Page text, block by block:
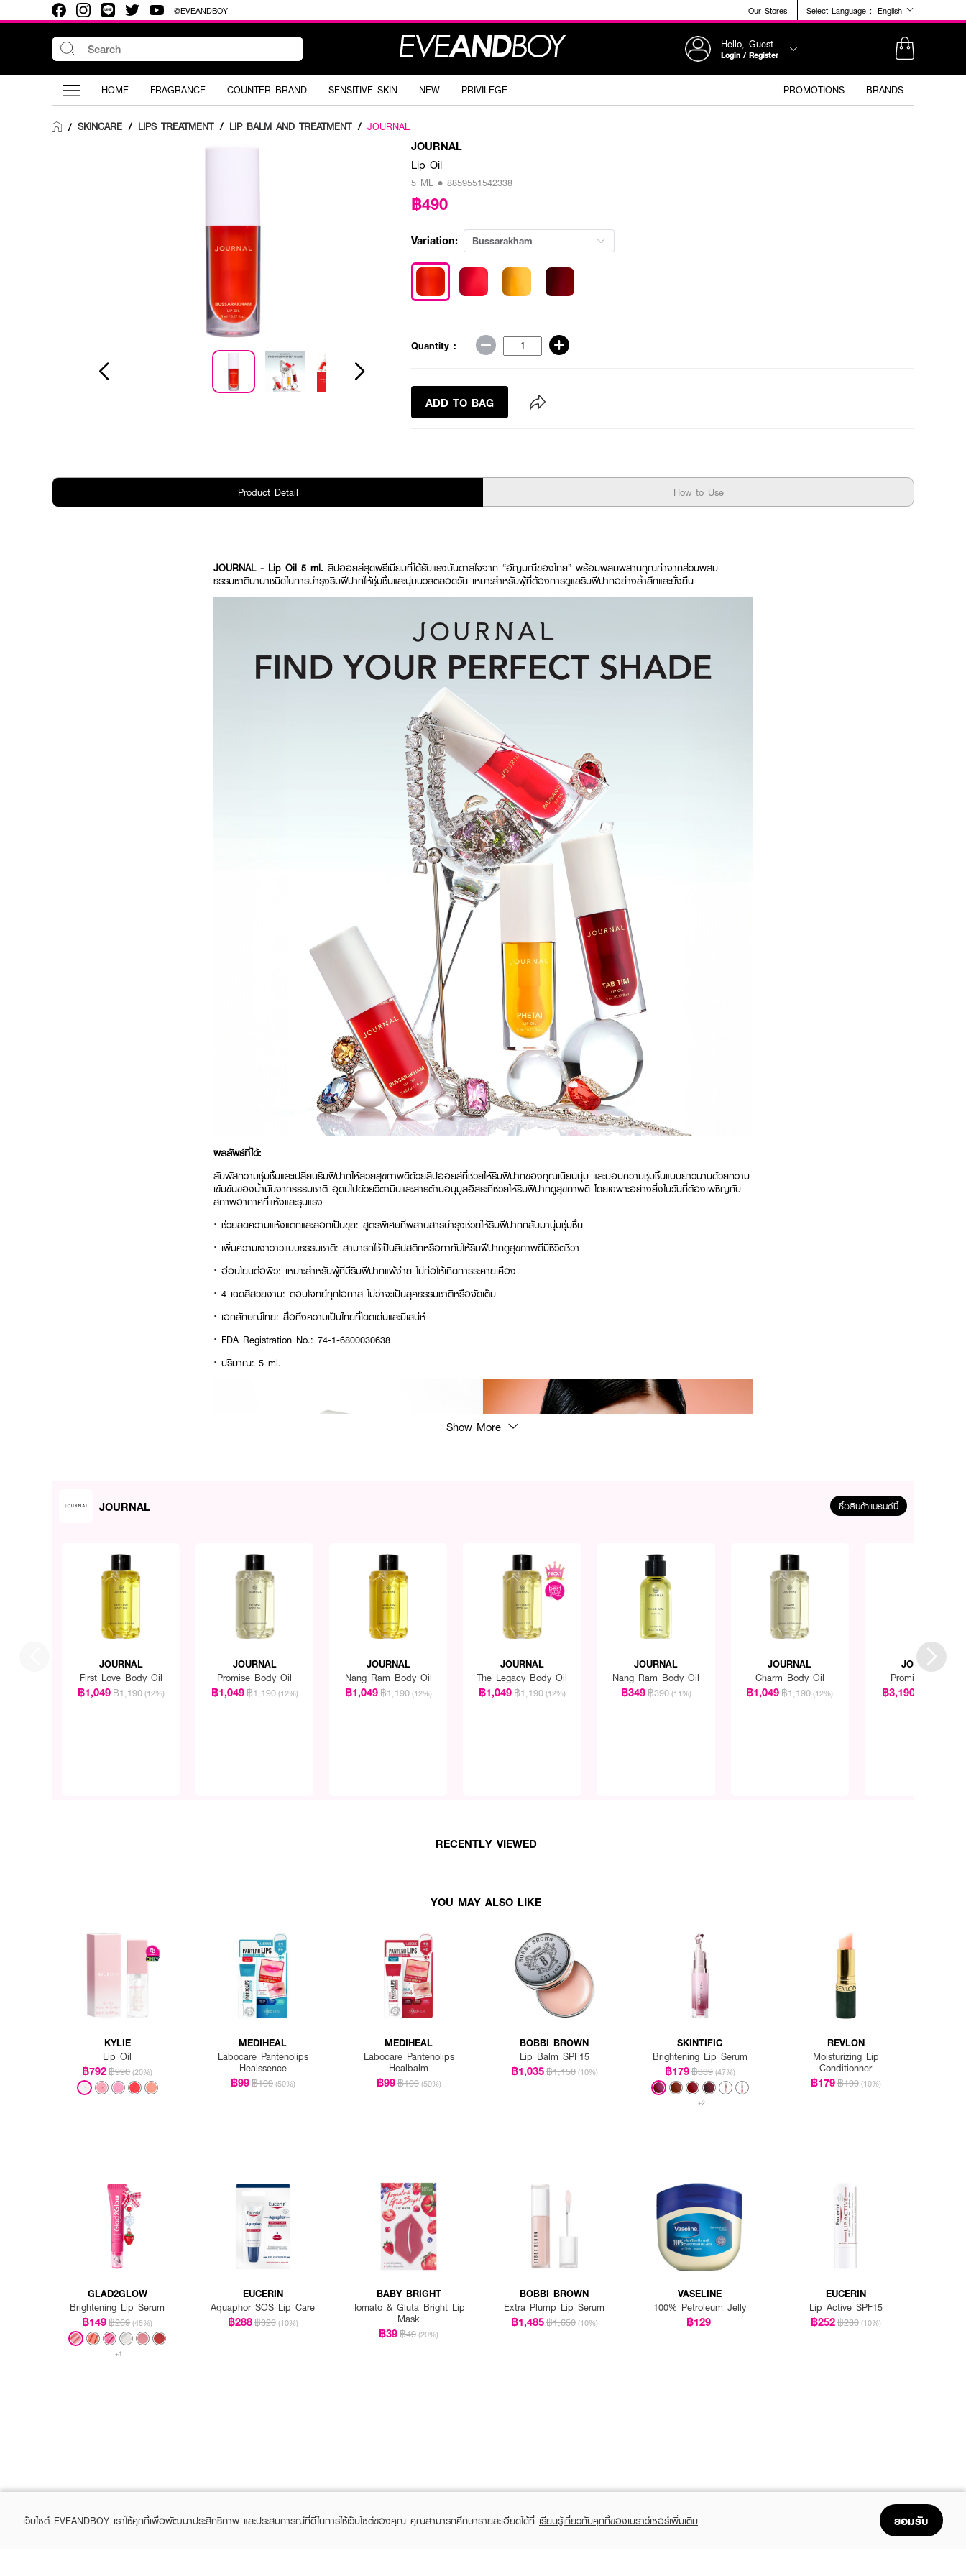
@EVEANDBOY Our Stores Select Language : English
Hello, Guest
Login / Register
HOME FRAGRANCE COUNTER BRAND SENSITIVE SKIN NEW PRIVILEGE PROMOTIONS BRANDS
/ SKINCARE / LIPS TREATMENT / LIP BALM AND TREATMENT / JOURNAL
JOURNAL
Lip Oil
5 ML • 8859551542338
฿490
Variation: Bussarakham
Quantity :
ADD TO BAG
Product Detail How to Use
JOURNAL - Lip Oil 5 ml. ลิปออยล์สุดพรีเมียมที่ได้รับแรงบันดาลใจจาก “อัญมณีของไทย” พร้อมผสมผสานคุณค่าจากส่วนผสม
ธรรมชาตินานาชนิดในการบำรุงริมฝีปากให้ชุ่มชื้นและนุ่มนวลตลอดวัน เหมาะสำหรับผู้ที่ต้องการดูแลริมฝีปากอย่างล้ำลึกและยั่งยืน
ผลลัพธ์ที่ได้:
สัมผัสความชุ่มชื้นและเปลี่ยนริมฝีปากให้สวยสุขภาพดีด้วยลิปออยล์ที่ช่วยให้ริมฝีปากของคุณเนียนนุ่ม และมอบความชุ่มชื้นแบบยาวนานด้วยความ
เข้มข้นของน้ำมันจากธรรมชาติ อุดมไปด้วยวิตามินและสารต้านอนุมูลอิสระที่ช่วยให้ริมฝีปากดูสุขภาพดี โดยเฉพาะอย่างยิ่งในวันที่ต้องเผชิญกับ
สภาพอากาศที่แห้งและรุนแรง
· ช่วยลดความแห้งแตกและลอกเป็นขุย: สูตรพิเศษที่ผสานสารบำรุงช่วยให้ริมฝีปากกลับมานุ่มชุ่มชื้น
· เพิ่มความเงาวาวแบบธรรมชาติ: สามารถใช้เป็นลิปสติกหรือทาทับให้ริมฝีปากดูสุขภาพดีมีชีวิตชีวา
· อ่อนโยนต่อผิว: เหมาะสำหรับผู้ที่มีริมฝีปากแพ้ง่าย ไม่ก่อให้เกิดการระคายเคือง
· 4 เฉดสีสวยงาม: ตอบโจทย์ทุกโอกาส ไม่ว่าจะเป็นลุคธรรมชาติหรือจัดเต็ม
· เอกลักษณ์ไทย: สื่อถึงความเป็นไทยที่โดดเด่นและมีเสน่ห์
· FDA Registration No.: 74-1-6800030638
· ปริมาณ: 5 ml.
· ทาลงบนริมฝีปากโดยตรง สามารถทาซ้ำได้ตามต้องการ
· ใช้บ่อยตามที่ต้องการ เพื่อบำรุงและเพิ่มความเงางามให้ริมฝีปาก
· เหมาะสำหรับใช้ในทุกโอกาส ไม่ว่าจะเป็นการทำงาน เดินทาง หรือออกไปข้างนอก
Show More
JOURNAL ซื้อสินค้าแบรนด์นี้
JOURNAL
First Love Body Oil
฿1,049฿1,190 (12%)
JOURNAL
Promise Body Oil
฿1,049฿1,190 (12%)
JOURNAL
Nang Ram Body Oil
฿1,049฿1,190 (12%)
JOURNAL
The Legacy Body Oil
฿1,049฿1,190 (12%)
JOURNAL
Nang Ram Body Oil
฿349฿390 (11%)
JOURNAL
Charm Body Oil
฿1,049฿1,190 (12%)
JOURNAL
Promise Parfum
฿3,190
RECENTLY VIEWED
YOU MAY ALSO LIKE
KYLIE
Lip Oil
฿792฿990 (20%)
MEDIHEAL
Labocare Pantenolips
Healssence
฿99฿199 (50%)
MEDIHEAL
Labocare Pantenolips
Healbalm
฿99฿199 (50%)
BOBBI BROWN
Lip Balm SPF15
฿1,035฿1,150 (10%)
SKINTIFIC
Brightening Lip Serum
฿179฿339 (47%)
+2
REVLON
Moisturizing Lip
Conditionner
฿179฿199 (10%)
GLAD2GLOW
Brightening Lip Serum
฿149฿269 (45%)
+1
EUCERIN
Aquaphor SOS Lip Care
฿288฿320 (10%)
BABY BRIGHT
Tomato & Gluta Bright Lip
Mask
฿39฿49 (20%)
BOBBI BROWN
Extra Plump Lip Serum
฿1,485฿1,650 (10%)
VASELINE
100% Petroleum Jelly
฿129
EUCERIN
Lip Active SPF15
฿252฿280 (10%)
เว็บไซต์ EVEANDBOY เราใช้คุกกี้เพื่อพัฒนาประสิทธิภาพ และประสบการณ์ที่ดีในการใช้เว็บไซต์ของคุณ คุณสามารถศึกษารายละเอียดได้ที่ เรียนรู้เกี่ยวกับคุกกี้ของเบราว์เซอร์เพิ่มเติม ยอมรับ